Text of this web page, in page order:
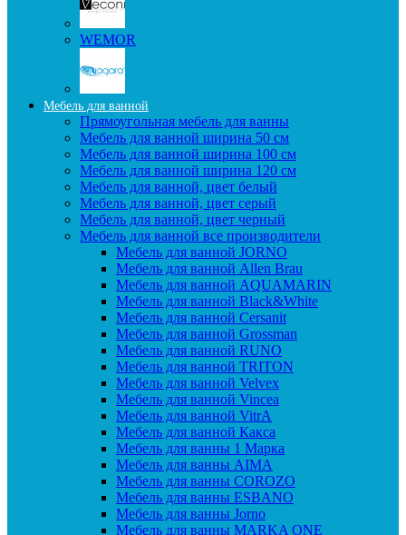
WEMOR
Мебель для ванной
Прямоугольная мебель для ванны
Мебель для ванной ширина 50 см
Мебель для ванной ширина 100 см
Мебель для ванной ширина 120 см
Мебель для ванной, цвет белый
Мебель для ванной, цвет серый
Мебель для ванной, цвет черный
Мебель для ванной все производители
Мебель для ванной JORNO
Мебель для ванной Allen Brau
Мебель для ванной AQUAMARIN
Мебель для ванной Black&White
Мебель для ванной Cersanit
Мебель для ванной Grossman
Мебель для ванной RUNO
Мебель для ванной TRITON
Мебель для ванной Velvex
Мебель для ванной Vincea
Мебель для ванной VitrA
Мебель для ванной Какса
Мебель для ванны 1 Марка
Мебель для ванны AIMA
Мебель для ванны COROZO
Мебель для ванны ESBANO
Мебель для ванны Jorno
Мебель для ванны MARKA ONE